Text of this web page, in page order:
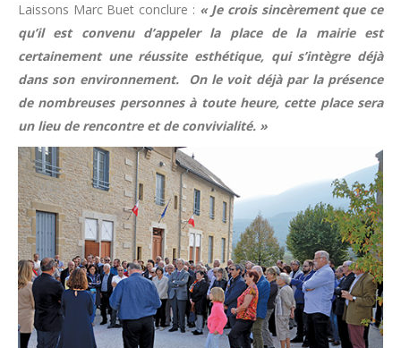
Laissons Marc Buet conclure : « Je crois sincèrement que ce
qu’il est convenu d’appeler la place de la mairie est
certainement une réussite esthétique, qui s’intègre déjà
dans son environnement. On le voit déjà par la présence
de nombreuses personnes à toute heure, cette place sera
un lieu de rencontre et de convivialité. »